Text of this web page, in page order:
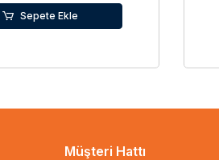
Sepete Ekle
Müşteri Hattı